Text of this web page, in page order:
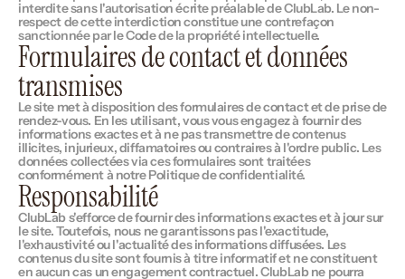
interdite sans l'autorisation écrite préalable de ClubLab. Le non-
respect de cette interdiction constitue une contrefaçon
sanctionnée par le Code de la propriété intellectuelle.
Formulaires de contact et données
transmises
Le site met à disposition des formulaires de contact et de prise de
rendez-vous. En les utilisant, vous vous engagez à fournir des
informations exactes et à ne pas transmettre de contenus
illicites, injurieux, diffamatoires ou contraires à l'ordre public. Les
données collectées via ces formulaires sont traitées
conformément à notre Politique de confidentialité.
Responsabilité
ClubLab s'efforce de fournir des informations exactes et à jour sur
le site. Toutefois, nous ne garantissons pas l'exactitude,
l'exhaustivité ou l'actualité des informations diffusées. Les
contenus du site sont fournis à titre informatif et ne constituent
en aucun cas un engagement contractuel. ClubLab ne pourra